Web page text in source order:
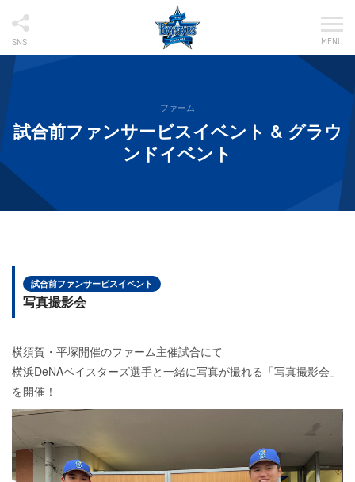
SNS MENU
ファーム
試合前ファンサービスイベント & グラウ
ンドイベント
試合前ファンサービスイベント
写真撮影会
横須賀・平塚開催のファーム主催試合にて
横浜DeNAベイスターズ選手と一緒に写真が撮れる「写真撮影会」
を開催！